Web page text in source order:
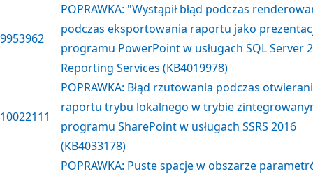
9953962
POPRAWKA: "Wystąpił błąd podczas
podczas eksportowania raportu jako
programu PowerPoint w usługach SQL Server
Reporting Services (KB4019978)
10022111
POPRAWKA: Błąd rzutowania podczas
raportu trybu lokalnego w trybie
programu SharePoint w usługach SSRS 2016
(KB4033178)
POPRAWKA: Puste spacje w obszarze